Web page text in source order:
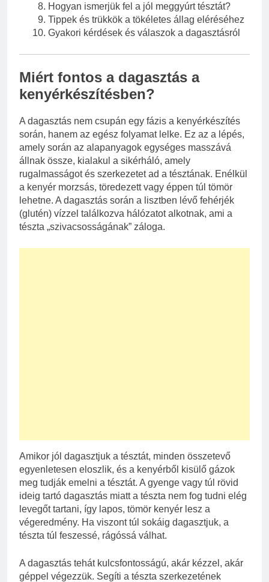
Hogyan ismerjük fel a jól meggyúrt tésztát?
Tippek és trükkök a tökéletes állag eléréséhez
Gyakori kérdések és válaszok a dagasztásról
Miért fontos a dagasztás a
kenyérkészítésben?
A dagasztás nem csupán egy fázis a kenyérkészítés
során, hanem az egész folyamat lelke. Ez az a lépés,
amely során az alapanyagok egységes masszává
állnak össze, kialakul a sikérháló, amely
rugalmasságot és szerkezetet ad a tésztának. Enélkül
a kenyér morzsás, töredezett vagy éppen túl tömör
lehetne. A dagasztás során a lisztben lévő fehérjék
(glutén) vízzel találkozva hálózatot alkotnak, ami a
tészta „szivacsosságának” záloga.
Amikor jól dagasztjuk a tésztát, minden összetevő
egyenletesen eloszlik, és a kenyérből kisülő gázok
meg tudják emelni a tésztát. A gyenge vagy túl rövid
ideig tartó dagasztás miatt a tészta nem fog tudni elég
levegőt tartani, így lapos, tömör kenyér lesz a
végeredmény. Ha viszont túl sokáig dagasztjuk, a
tészta túl feszessé, rágóssá válhat.
A dagasztás tehát kulcsfontosságú, akár kézzel, akár
géppel végezzük. Segíti a tészta szerkezetének